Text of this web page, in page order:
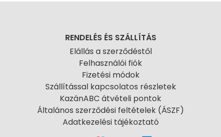
RENDELÉS ÉS SZÁLLÍTÁS
Elállás a szerződéstől
Felhasználói fiók
Fizetési módok
Szállítással kapcsolatos részletek
KazánABC átvételi pontok
Általános szerződési feltételek (ÁSZF)
Adatkezelési tájékoztató